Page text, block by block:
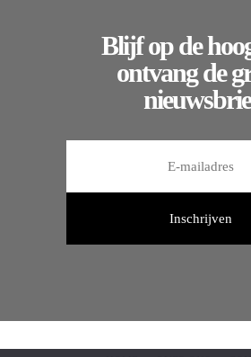
Blijf op de
ontvang de